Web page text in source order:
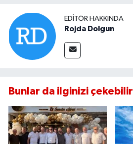
EDITÖR HAKKINDA
Rojda Dolgun
Bunlar da ilginizi çekebilir